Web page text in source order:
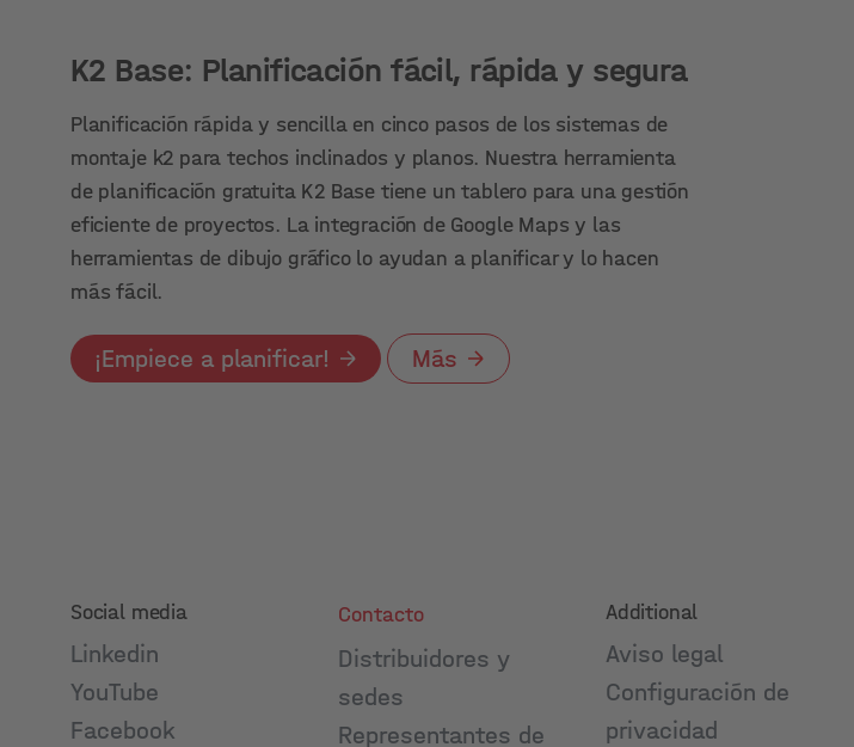
K2 Base: Planificación fácil, rápida y segura
Planificación rápida y sencilla en cinco pasos de los sistemas de
montaje k2 para techos inclinados y planos. Nuestra herramienta
de planificación gratuita K2 Base tiene un tablero para una gestión
eficiente de proyectos. La integración de Google Maps y las
herramientas de dibujo gráfico lo ayudan a planificar y lo hacen
más fácil.
¡Empiece a planificar! Más
Social media
Linkedin
YouTube
Facebook
Contacto
Distribuidores y
sedes
Representantes de
Additional
Aviso legal
Configuración de
privacidad